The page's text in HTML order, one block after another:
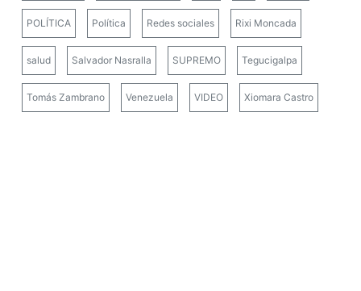
POLÍTICA Política Redes sociales Rixi Moncada
salud Salvador Nasralla SUPREMO Tegucigalpa
Tomás Zambrano Venezuela VIDEO Xiomara Castro